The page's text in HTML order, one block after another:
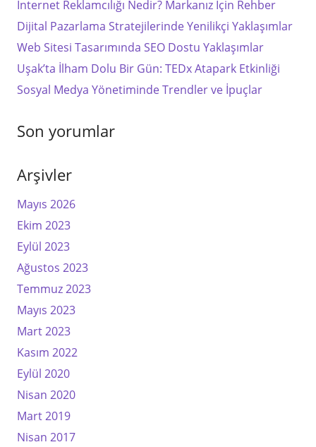
İnternet Reklamcılığı Nedir? Markanız İçin Rehber
Dijital Pazarlama Stratejilerinde Yenilikçi Yaklaşımlar
Web Sitesi Tasarımında SEO Dostu Yaklaşımlar
Uşak’ta İlham Dolu Bir Gün: TEDx Atapark Etkinliği
Sosyal Medya Yönetiminde Trendler ve İpuçlar
Son yorumlar
Arşivler
Mayıs 2026
Ekim 2023
Eylül 2023
Ağustos 2023
Temmuz 2023
Mayıs 2023
Mart 2023
Kasım 2022
Eylül 2020
Nisan 2020
Mart 2019
Nisan 2017